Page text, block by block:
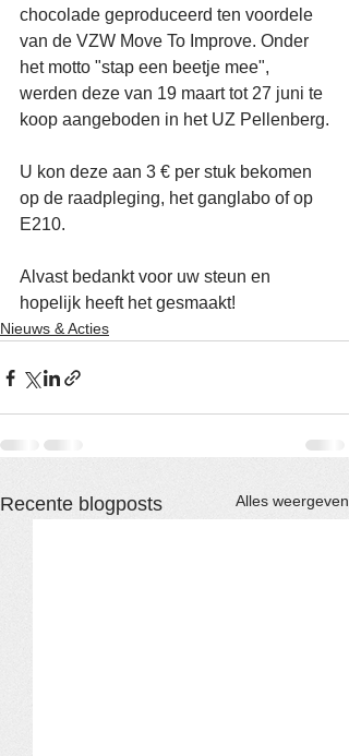
chocolade geproduceerd ten voordele
van de VZW Move To Improve. Onder
het motto "stap een beetje mee",
werden deze van 19 maart tot 27 juni te
koop aangeboden in het UZ Pellenberg.
U kon deze aan 3 € per stuk bekomen
op de raadpleging, het ganglabo of op
E210.
Alvast bedankt voor uw steun en
hopelijk heeft het gesmaakt!
Nieuws & Acties
Recente blogposts Alles weergeven